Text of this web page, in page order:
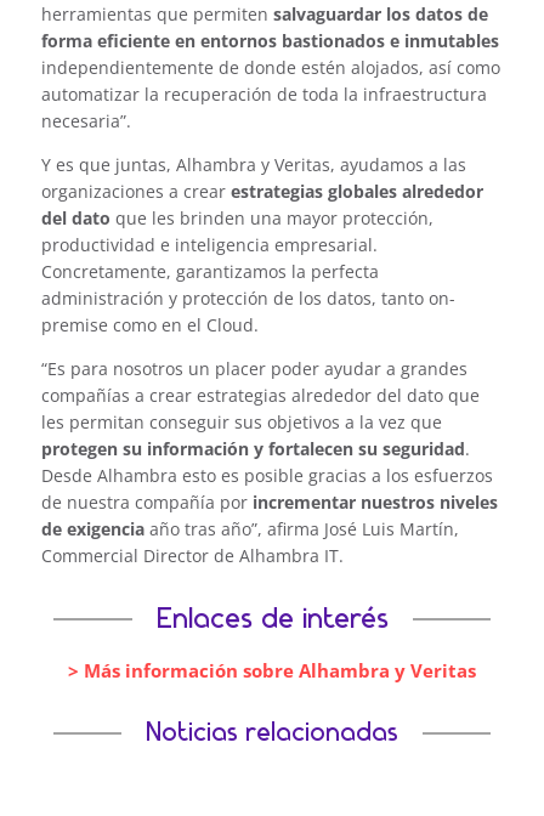
herramientas que permiten salvaguardar los datos de
forma eficiente en entornos bastionados e inmutables
independientemente de donde estén alojados, así como
automatizar la recuperación de toda la infraestructura
necesaria”.
Y es que juntas, Alhambra y Veritas, ayudamos a las
organizaciones a crear estrategias globales alrededor
del dato que les brinden una mayor protección,
productividad e inteligencia empresarial.
Concretamente, garantizamos la perfecta
administración y protección de los datos, tanto on-
premise como en el Cloud.
“Es para nosotros un placer poder ayudar a grandes
compañías a crear estrategias alrededor del dato que
les permitan conseguir sus objetivos a la vez que
protegen su información y fortalecen su seguridad.
Desde Alhambra esto es posible gracias a los esfuerzos
de nuestra compañía porincrementar nuestros niveles
de exigenciaaño tras año”, afirma José Luis Martín,
Commercial Director de Alhambra IT.
Enlaces de interés
> Más información sobre Alhambra y Veritas
Noticias relacionadas